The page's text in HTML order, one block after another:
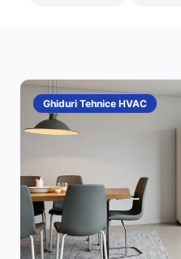
Ghiduri Tehnice HVAC